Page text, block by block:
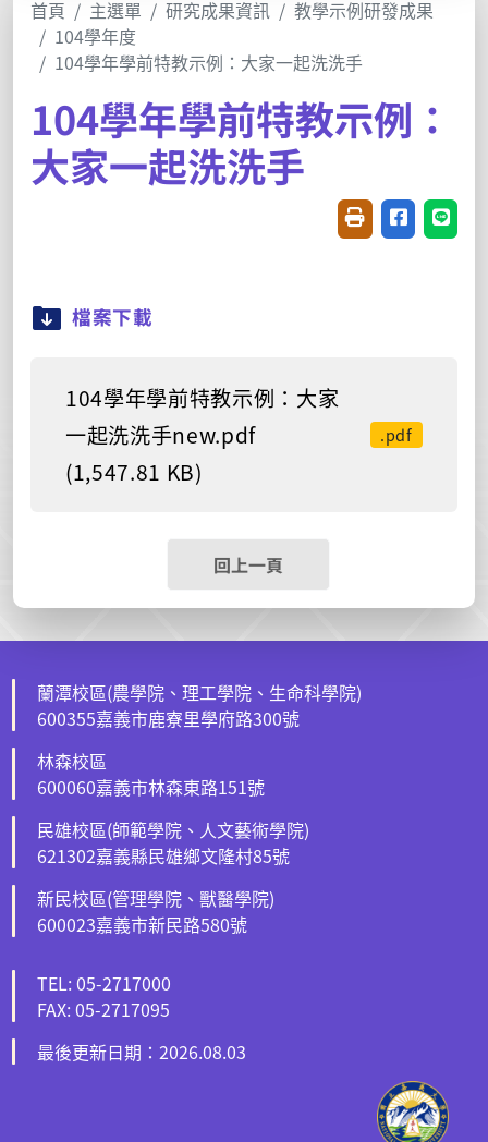
首頁 主選單 研究成果資訊
教學示例研發成果
104學年度
104學年學前特教示例：大家一起洗洗手
104學年學前特教示例：
大家一起洗洗手
友善列印(開新視
分享至臉書
分享
檔案下載
104學年學前特教示例：大家
一起洗洗手new.pdf
(1,547.81 KB)
.pdf
回上一頁
蘭潭校區(農學院、理工學院、生命科學院)
600355嘉義市鹿寮里學府路300號
林森校區
600060嘉義市林森東路151號
民雄校區(師範學院、人文藝術學院)
621302嘉義縣民雄鄉文隆村85號
新民校區(管理學院、獸醫學院)
600023嘉義市新民路580號
TEL: 05-2717000
FAX: 05-2717095
最後更新日期：2026.08.03